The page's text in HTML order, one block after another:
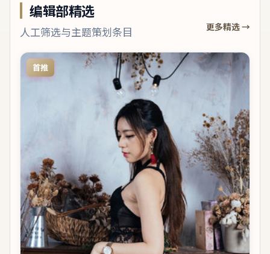
编辑部精选
人工筛选与主题策划条目 更多精选 →
首推